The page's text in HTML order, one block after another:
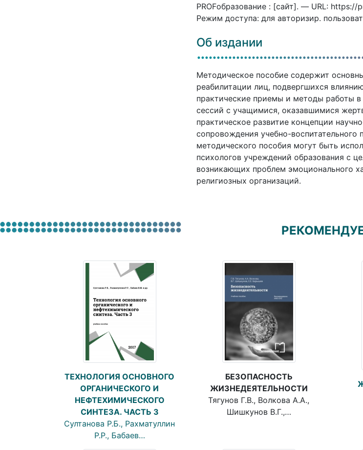
PROFобразование : [сайт]. — URL:
Режим доступа: для авторизир.
Об издании
Методическое пособие содержит
реабилитации лиц, подвергшихся
практические приемы и методы работы
сессий с учащимися, оказавшимися
практическое развитие концепции
сопровождения учебно-
методического пособия могут быть
психологов учреждений образования с
возникающих проблем эмоционального
религиозных организаций.
ТЕХНОЛОГИЯ ОСНОВНОГО
ОРГАНИЧЕСКОГО И
НЕФТЕХИМИЧЕСКОГО
СИНТЕЗА. ЧАСТЬ 3
Султанова Р.Б., Рахматуллин
Р.Р., Бабаев…
БЕЗОПАСНОСТЬ
ЖИЗНЕДЕЯТЕЛЬНОСТИ
Тягунов Г.В., Волкова А.А.,
Шишкунов В.Г.,…